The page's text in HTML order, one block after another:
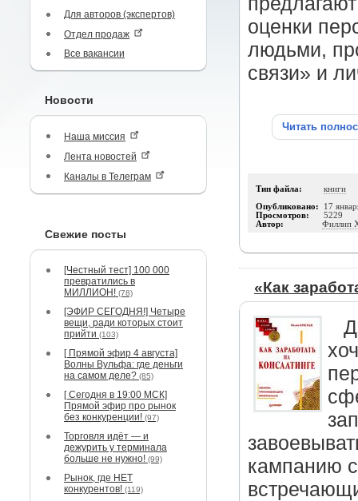
Для авторов (экспертов)
Отдел продаж
Все вакансии
Новости
Наша миссия
Лента новостей
Каналы в Телеграм
Свежие посты
[Честный тест] 100 000
превратились в
МИЛЛИОН! (78)
[ЭФИР СЕГОДНЯ!] Четыре
вещи, ради которых стоит
прийти (103)
[ Прямой эфир 4 августа]
Волны Вульфа: где деньги
на самом деле? (85)
[ Сегодня в 19:00 МСК]
Прямой эфир про рынок
без конкуренции! (97)
Торговля идёт — и
дежурить у терминала
больше не нужно! (99)
Рынок, где НЕТ
конкурентов! (119)
оценки
людьми,
связи» и
Читать
Тип файла: книги
Опубликовано: 17
Просмотров: 5229
Автор: Филлип
«Как
кампанию